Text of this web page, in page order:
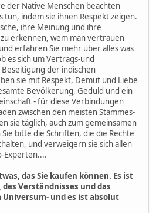
der Native Menschen beachten
tun, indem sie ihnen Respekt zeigen.
ihre Meinung und ihre
erkennen, wem man vertrauen
erfahren Sie mehr über alles was
es sich um Vertrags-und
der indischen
sie mit Respekt, Demut und Liebe
Bevölkerung, Geduld und ein
- für diese Verbindungen
zwischen den meisten Stammes-
sie täglich, auch zum gemeinsamen
bitte die Schriften, die die Rechte
und verweigern sie sich allen
Experten....
das Sie kaufen können. Es ist
Verständnisses und das
und es ist absolut